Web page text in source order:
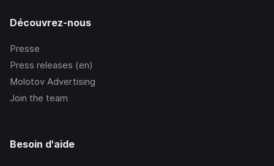
Découvrez-nous
Presse
Press releases (en)
Molotov Advertising
Join the team
Besoin d'aide